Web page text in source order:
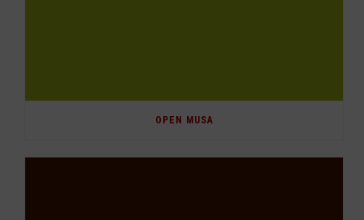
OPEN MUSA